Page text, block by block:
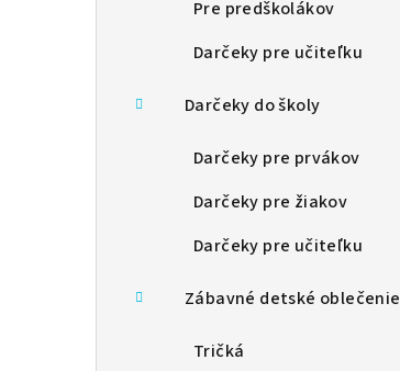
Pre predškolákov
Darčeky pre učiteľku
Darčeky do školy
Darčeky pre prvákov
Darčeky pre žiakov
Darčeky pre učiteľku
Zábavné detské oblečenie
Tričká